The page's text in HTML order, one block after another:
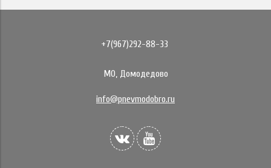
+7(967)292-88-33
МО, Домодедово
info@pnevmodobro.ru